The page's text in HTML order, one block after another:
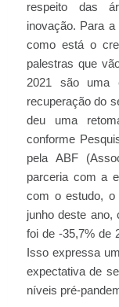
respeito das
inovação. Para
como está o
palestras que
2021 são uma
recuperação do
deu uma
conforme
pela ABF
parceria com a
com o estudo, o
junho deste ano,
foi de -35,7% de
Isso expressa
expectativa de
níveis pré-